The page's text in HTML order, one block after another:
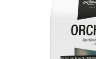
NA OBJEDNÁVKU